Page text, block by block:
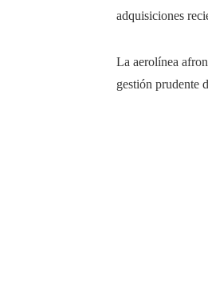
adquisiciones
La aerolínea
gestión prudente